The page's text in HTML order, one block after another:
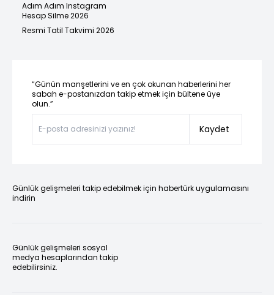
Adım Adım Instagram
Hesap Silme 2026
Resmi Tatil Takvimi 2026
“Günün manşetlerini ve en çok okunan haberlerini her
sabah e-postanızdan takip etmek için bültene üye
olun.”
Kaydet
Günlük gelişmeleri takip edebilmek için habertürk uygulamasını
indirin
Günlük gelişmeleri sosyal
medya hesaplarından takip
edebilirsiniz.